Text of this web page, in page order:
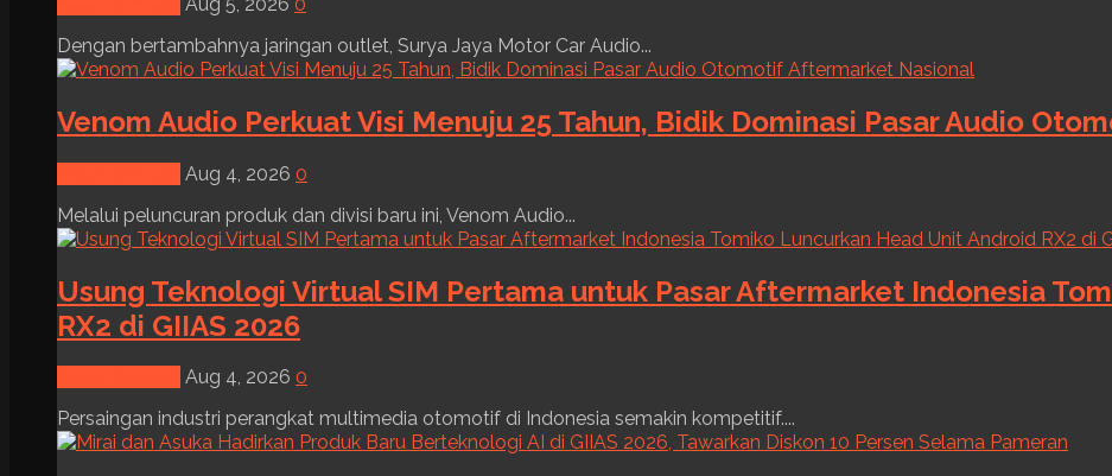
Dengan bertambahnya jaringan outlet, Surya Jaya Motor Car Audio...
Venom Audio Perkuat Visi Menuju 25 Tahun, Bidik Dominasi Pasar Audio
Aug 4, 2026 0
Melalui peluncuran produk dan divisi baru ini, Venom Audio...
Usung Teknologi Virtual SIM Pertama untuk Pasar Aftermarket Indonesia
RX2 di GIIAS 2026
Aug 4, 2026 0
Persaingan industri perangkat multimedia otomotif di Indonesia semakin kompetitif....